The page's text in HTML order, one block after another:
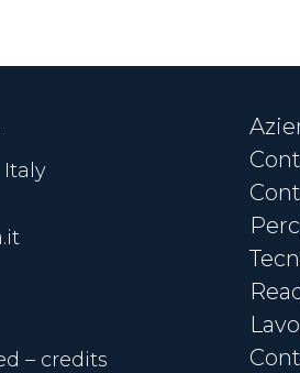
Italy
– credits